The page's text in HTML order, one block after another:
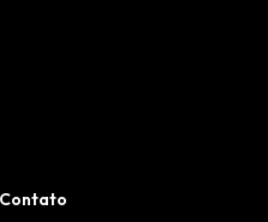
Contato